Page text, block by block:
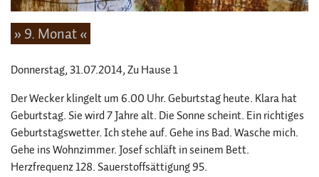
» 9. Monat «
Donnerstag, 31.07.2014, Zu Hause 1
Der Wecker klingelt um 6.00 Uhr. Geburtstag heute. Klara hat
Geburtstag. Sie wird 7 Jahre alt. Die Sonne scheint. Ein richtiges
Geburtstagswetter. Ich stehe auf. Gehe ins Bad. Wasche mich.
Gehe ins Wohnzimmer. Josef schläft in seinem Bett.
Herzfrequenz 128. Sauerstoffsättigung 95.